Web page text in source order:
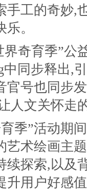
手工的奇妙,
。
界奇育季”公
同步释出,
官号也同步
人文关怀走
季”活动期
艺术绘画主
续探索,以及
升用户好感